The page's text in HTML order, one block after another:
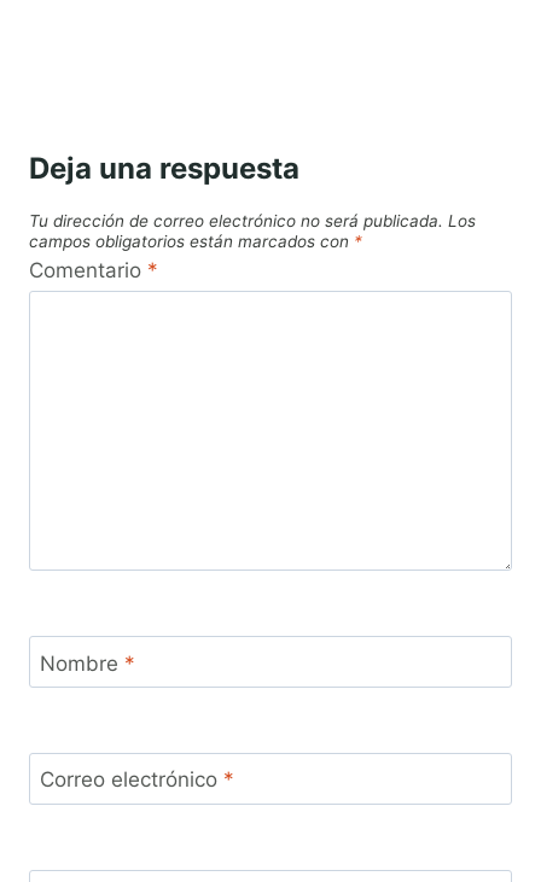
Deja una respuesta
Tu dirección de correo electrónico no será publicada. Los
campos obligatorios están marcados con *
Comentario *
Nombre *
Correo electrónico *